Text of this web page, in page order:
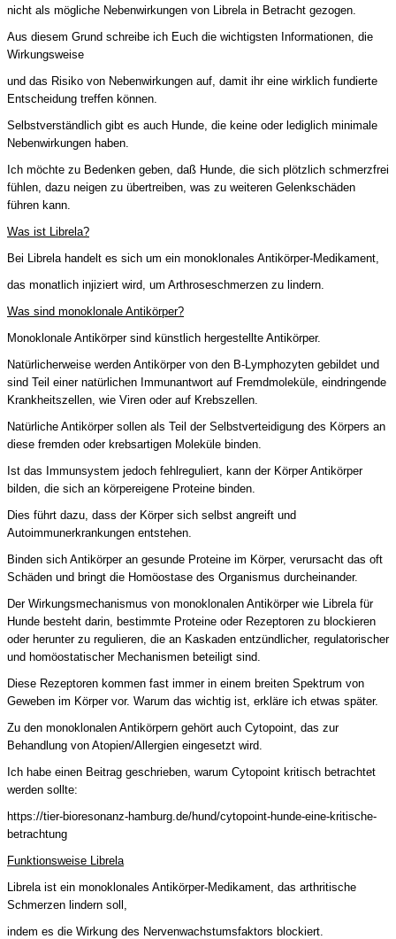
nicht als mögliche Nebenwirkungen von Librela in Betracht gezogen.
Aus diesem Grund schreibe ich Euch die wichtigsten Informationen, die
Wirkungsweise
und das Risiko von Nebenwirkungen auf, damit ihr eine wirklich fundierte
Entscheidung treffen können.
Selbstverständlich gibt es auch Hunde, die keine oder lediglich minimale
Nebenwirkungen haben.
Ich möchte zu Bedenken geben, daß Hunde, die sich plötzlich schmerzfrei
fühlen, dazu neigen zu übertreiben, was zu weiteren Gelenkschäden
führen kann.
Was ist Librela?
Bei Librela handelt es sich um ein monoklonales Antikörper-Medikament,
das monatlich injiziert wird, um Arthroseschmerzen zu lindern.
Was sind monoklonale Antikörper?
Monoklonale Antikörper sind künstlich hergestellte Antikörper.
Natürlicherweise werden Antikörper von den B-Lymphozyten gebildet und
sind Teil einer natürlichen Immunantwort auf Fremdmoleküle, eindringende
Krankheitszellen, wie Viren oder auf Krebszellen.
Natürliche Antikörper sollen als Teil der Selbstverteidigung des Körpers an
diese fremden oder krebsartigen Moleküle binden.
Ist das Immunsystem jedoch fehlreguliert, kann der Körper Antikörper
bilden, die sich an körpereigene Proteine ​​binden.
Dies führt dazu, dass der Körper sich selbst angreift und
Autoimmunerkrankungen entstehen.
Binden sich Antikörper an gesunde Proteine ​​im Körper, verursacht das oft
Schäden und bringt die Homöostase des Organismus durcheinander.
Der Wirkungsmechanismus von monoklonalen Antikörper wie Librela für
Hunde besteht darin, bestimmte Proteine ​​oder Rezeptoren zu blockieren
oder herunter zu regulieren, die an Kaskaden entzündlicher, regulatorischer
und homöostatischer Mechanismen beteiligt sind.
Diese Rezeptoren kommen fast immer in einem breiten Spektrum von
Geweben im Körper vor. Warum das wichtig ist, erkläre ich etwas später.
Zu den monoklonalen Antikörpern gehört auch Cytopoint, das zur
Behandlung von Atopien/Allergien eingesetzt wird.
Ich habe einen Beitrag geschrieben, warum Cytopoint kritisch betrachtet
werden sollte:
https://tier-bioresonanz-hamburg.de/hund/cytopoint-hunde-eine-kritische-
betrachtung
Funktionsweise Librela
Librela ist ein monoklonales Antikörper-Medikament, das arthritische
Schmerzen lindern soll,
indem es die Wirkung des Nervenwachstumsfaktors blockiert.